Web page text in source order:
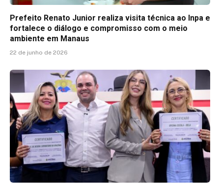
Prefeito Renato Junior realiza visita técnica ao Inpa e
fortalece o diálogo e compromisso com o meio
ambiente em Manaus
22 de junho de 2026